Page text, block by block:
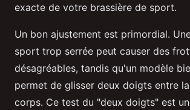
exacte de votre brassière de sport.
Un bon ajustement est primordial.
sport trop serrée peut causer des
désagréables, tandis qu'un modèle
permet de glisser deux doigts entre
corps. Ce test du "deux doigts" est